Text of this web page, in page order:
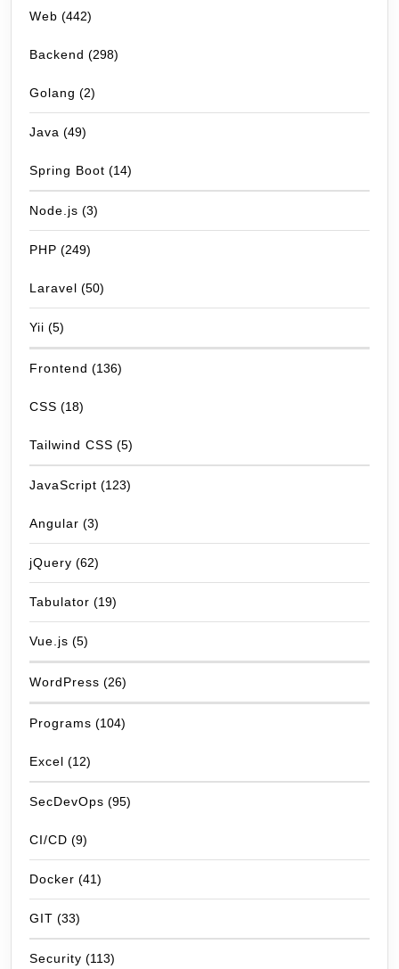
Web (442)
Backend (298)
Golang (2)
Java (49)
Spring Boot (14)
Node.js (3)
PHP (249)
Laravel (50)
Yii (5)
Frontend (136)
CSS (18)
Tailwind CSS (5)
JavaScript (123)
Angular (3)
jQuery (62)
Tabulator (19)
Vue.js (5)
WordPress (26)
Programs (104)
Excel (12)
SecDevOps (95)
CI/CD (9)
Docker (41)
GIT (33)
Security (113)